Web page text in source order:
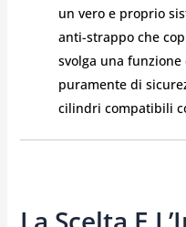
un vero e proprio
anti-strappo che
svolga una funzione
puramente di
cilindri compatibili